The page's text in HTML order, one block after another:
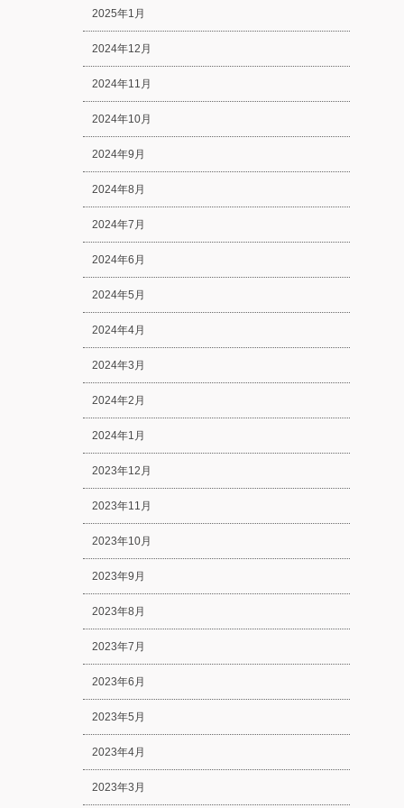
2025年1月
2024年12月
2024年11月
2024年10月
2024年9月
2024年8月
2024年7月
2024年6月
2024年5月
2024年4月
2024年3月
2024年2月
2024年1月
2023年12月
2023年11月
2023年10月
2023年9月
2023年8月
2023年7月
2023年6月
2023年5月
2023年4月
2023年3月